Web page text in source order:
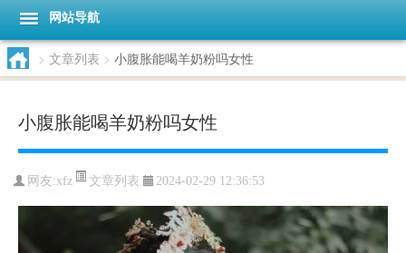
网站导航
> 文章列表 > 小腹胀能喝羊奶粉吗女性
小腹胀能喝羊奶粉吗女性
网友:xfz 文章列表 2024-02-29 12:36:53